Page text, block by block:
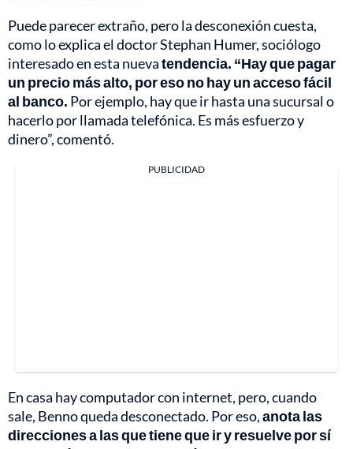
Puede parecer extraño, pero la desconexión cuesta,
como lo explica el doctor Stephan Humer, sociólogo
interesado en esta nuevatendencia. “Hay que pagar
un precio más alto, por eso no hay un acceso fácil
al banco. Por ejemplo, hay que ir hasta una sucursal o
hacerlo por llamada telefónica. Es más esfuerzo y
dinero”, comentó.
PUBLICIDAD
En casa hay computador con internet, pero, cuando
sale, Benno queda desconectado. Por eso,anota las
direcciones a las que tiene que ir y resuelve por sí